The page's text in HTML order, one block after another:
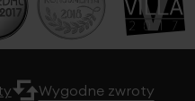
Wygodne zwroty